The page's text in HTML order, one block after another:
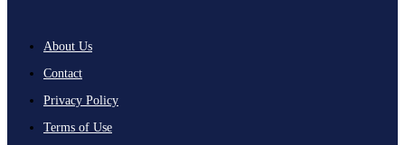
About Us
Contact
Privacy Policy
Terms of Use